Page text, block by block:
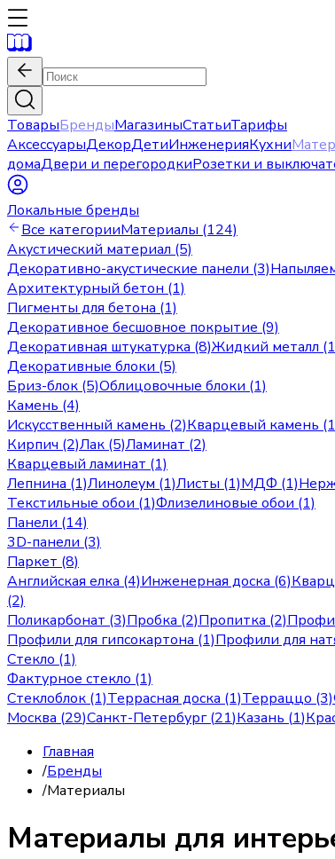
ТоварыБрендыМагазиныСтатьиТарифы
АксессуарыДекорДетиИнженерияКухни
домаДвери и перегородкиРозетки и
Локальные бренды
Все категорииМатериалы (124)
Акустический материал (5)
Декоративно-акустические панели (3)
Архитектурный бетон (1)
Пигменты для бетона (1)
Декоративное бесшовное покрытие (9)
Декоративная штукатурка (8)Жидкий металл
Декоративные блоки (5)
Бриз-блок (5)Облицовочные блоки (1)
Камень (4)
Искусственный камень (2)Кварцевый камень
Кирпич (2)Лак (5)Ламинат (2)
Кварцевый ламинат (1)
Лепнина (1)Линолеум (1)Листы (1)МДФ (1)
Текстильные обои (1)Флизелиновые обои (1)
Панели (14)
3D-панели (3)
Паркет (8)
Английская елка (4)Инженерная доска (6)
(2)
Поликарбонат (3)Пробка (2)Пропитка (2)
Профили для гипсокартона (1)Профили для
Стекло (1)
Фактурное стекло (1)
Стеклоблок (1)Террасная доска (1)Терраццо (3)
Москва (29)Санкт-Петербург(21)Казань (1)
Главная
/Бренды
/Материалы
Материалы для